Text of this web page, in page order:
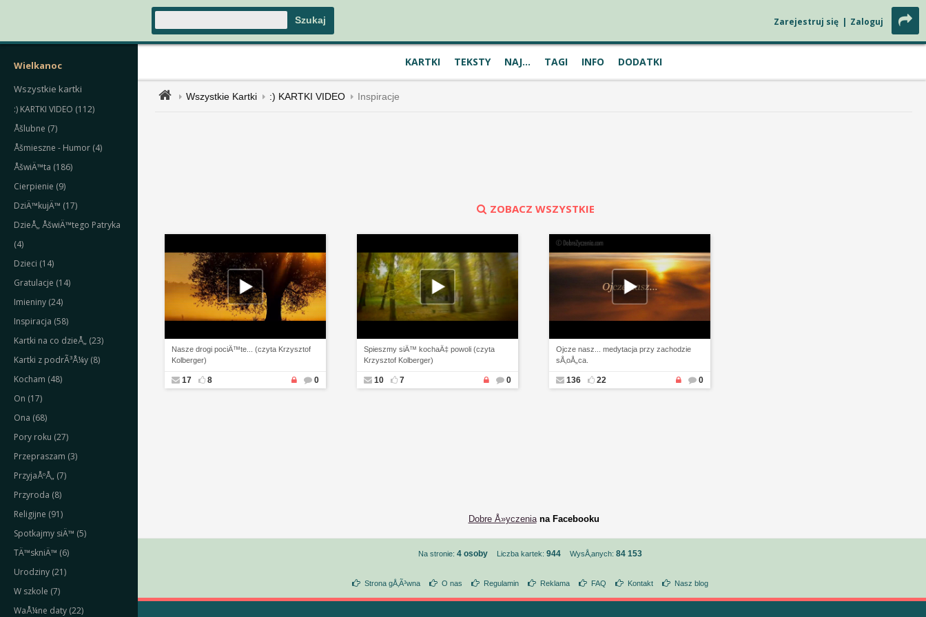
Zarejestruj się | Zaloguj
KARTKI TEKSTY NAJ... TAGI INFO DODATKI
Wielkanoc
Wszystkie kartki
:) KARTKI VIDEO (112)
Åšlubne (7)
Åšmieszne - Humor (4)
ÅšwiÄ™ta (186)
Cierpienie (9)
DziÄ™kujÄ™ (17)
DzieÅ„ ÅšwiÄ™tego Patryka
(4)
Dzieci (14)
Gratulacje (14)
Imieniny (24)
Inspiracja (58)
Kartki na co dzieÅ„ (23)
Kartki z podrÃ³Å¼y (8)
Kocham (48)
On (17)
Ona (68)
Pory roku (27)
Przepraszam (3)
PrzyjaÅºÅ„ (7)
Przyroda (8)
Religijne (91)
Spotkajmy siÄ™ (5)
TÄ™skniÄ™ (6)
Urodziny (21)
W szkole (7)
WaÅ¼ne daty (22)
Wszystkie Kartki :) KARTKI VIDEO Inspiracje
ZOBACZ WSZYSTKIE
Nasze drogi pociÄ™te... (czyta Krzysztof
Kolberger)
17 8 0
Spieszmy siÄ™ kochaÄ‡ powoli (czyta
Krzysztof Kolberger)
10 7 0
Ojcze nasz... medytacja przy zachodzie
sÅ‚oÅ„ca.
136 22 0
Dobre Å»yczeniana Facebooku
Na stronie: 4 osoby Liczba kartek: 944 WysÅ‚anych: 84 153
Strona gÅ‚Ã³wna O nas Regulamin Reklama FAQ Kontakt Nasz blog